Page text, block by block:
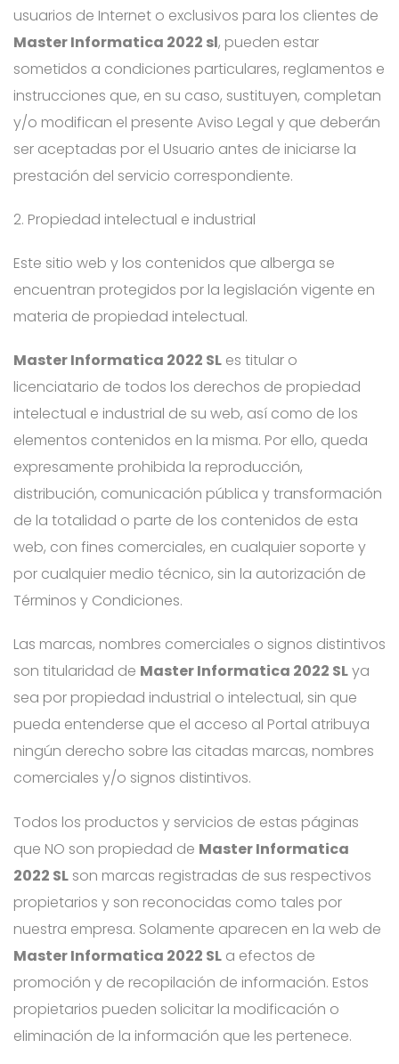
usuarios de Internet o exclusivos para los clientes de
Master Informatica 2022 sl, pueden estar
sometidos a condiciones particulares, reglamentos e
instrucciones que, en su caso, sustituyen, completan
y/o modifican el presente Aviso Legal y que deberán
ser aceptadas por el Usuario antes de iniciarse la
prestación del servicio correspondiente.
2. Propiedad intelectual e industrial
Este sitio web y los contenidos que alberga se
encuentran protegidos por la legislación vigente en
materia de propiedad intelectual.
Master Informatica 2022 SL es titular o
licenciatario de todos los derechos de propiedad
intelectual e industrial de su web, así como de los
elementos contenidos en la misma. Por ello, queda
expresamente prohibida la reproducción,
distribución, comunicación pública y transformación
de la totalidad o parte de los contenidos de esta
web, con fines comerciales, en cualquier soporte y
por cualquier medio técnico, sin la autorización de
Términos y Condiciones.
Las marcas, nombres comerciales o signos distintivos
son titularidad de Master Informatica 2022 SLya
sea por propiedad industrial o intelectual, sin que
pueda entenderse que el acceso al Portal atribuya
ningún derecho sobre las citadas marcas, nombres
comerciales y/o signos distintivos.
Todos los productos y servicios de estas páginas
que NO son propiedad de Master Informatica
2022 SL son marcas registradas de sus respectivos
propietarios y son reconocidas como tales por
nuestra empresa. Solamente aparecen en la web de
Master Informatica 2022 SL a efectos de
promoción y de recopilación de información. Estos
propietarios pueden solicitar la modificación o
eliminación de la información que les pertenece.